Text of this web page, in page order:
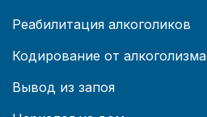
Реабилитация алкоголиков
Кодирование от алкоголизма
Вывод из запоя